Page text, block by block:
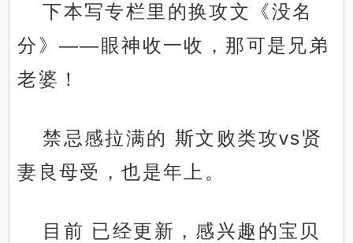
下本写专栏里的换攻文《没名
分》——眼神收一收，那可是兄弟
老婆！
禁忌感拉满的 斯文败类攻vs贤
妻良母受，也是年上。
目前 已经更新，感兴趣的宝贝